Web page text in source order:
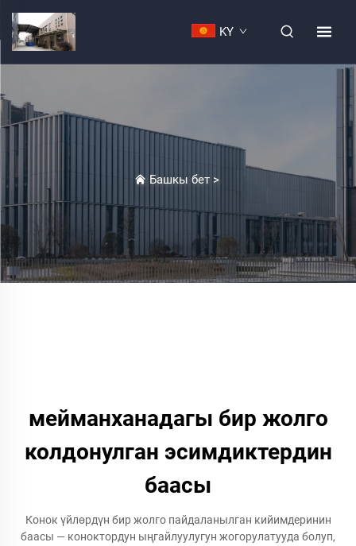
KY
Башкы бет>
мейманханадагы бир жолго
колдонулган эсимдиктердин
баасы
Конок үйлөрдүн бир жолго пайдаланылган кийимдеринин
баасы — коноктордун ыңгайлуулугун жогорулатууда болуп,